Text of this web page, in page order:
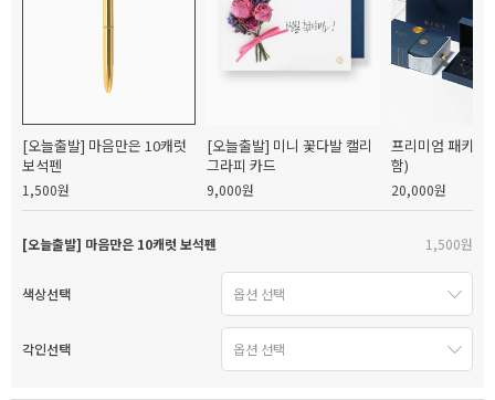
[오늘출발] 마음만은 10캐럿
보석펜
1,500원
[오늘출발] 미니 꽃다발 캘리
그라피 카드
9,000원
프리미엄 패키지
함)
20,000원
[오늘출발] 마음만은 10캐럿 보석펜 1,500원
색상선택
각인선택